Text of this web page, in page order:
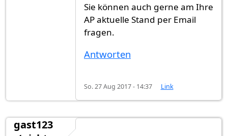
Sie können auch gerne am Ihre
AP aktuelle Stand per Email
fragen.
Antworten
So. 27 Aug 2017 - 14:37 Link
gast123